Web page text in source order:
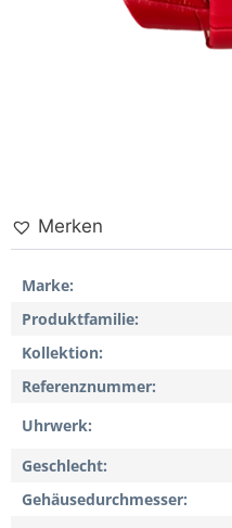
Merken
Marke
Produktfamilie
Kollektion
Referenznummer
Uhrwerk
Geschlecht
Gehäusedurchmesser